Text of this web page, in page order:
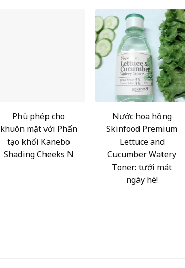
Phù phép cho
khuôn mặt với Phấn
tạo khối Kanebo
Shading Cheeks N
Nước hoa hồng
Skinfood Premium
Lettuce and
Cucumber Watery
Toner: tưới mát
ngày hè!